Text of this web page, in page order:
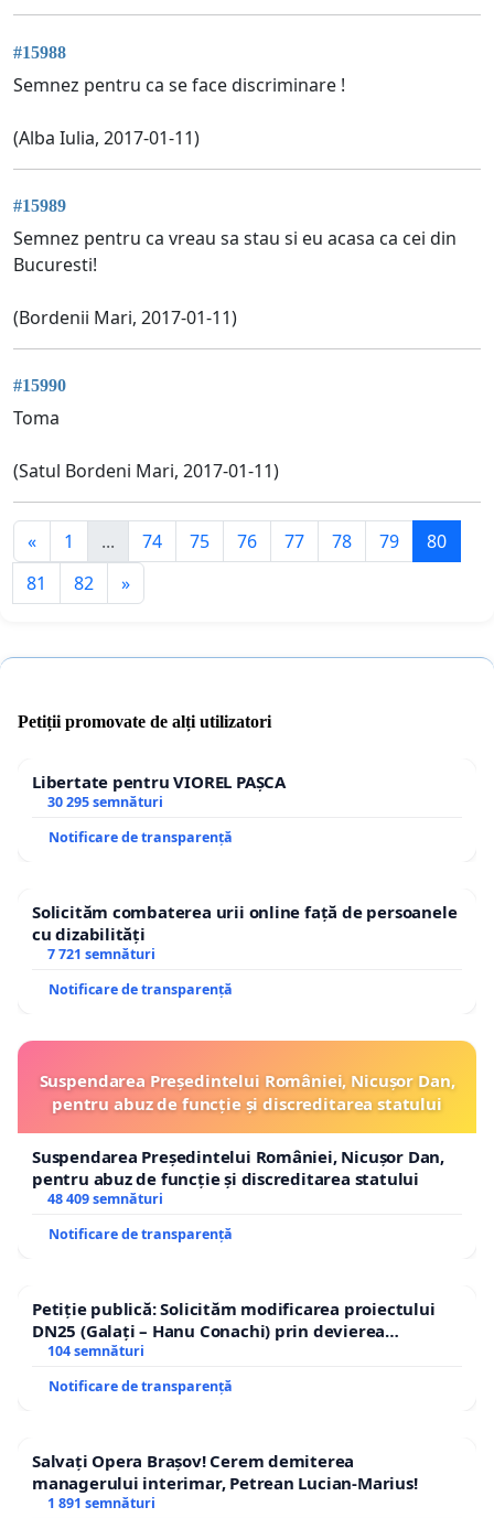
#15988
Semnez pentru ca se face discriminare !
(Alba Iulia, 2017-01-11)
#15989
Semnez pentru ca vreau sa stau si eu acasa ca cei din
Bucuresti!
(Bordenii Mari, 2017-01-11)
#15990
Toma
(Satul Bordeni Mari, 2017-01-11)
« 1 ... 74 75 76 77 78 79
80
81
82 »
Petiții promovate de alți utilizatori
Libertate pentru VIOREL PAȘCA
30 295 semnături
Notificare de transparență
Solicităm combaterea urii online față de persoanele
cu dizabilități
7 721 semnături
Notificare de transparență
Suspendarea Președintelui României, Nicușor Dan,
pentru abuz de funcție și discreditarea statului
Suspendarea Președintelui României, Nicușor Dan,
pentru abuz de funcție și discreditarea statului
48 409 semnături
Notificare de transparență
Petiție publică: Solicităm modificarea proiectului
DN25 (Galați – Hanu Conachi) prin devierea
traseului în afara localităților!
104 semnături
Notificare de transparență
Salvați Opera Brașov! Cerem demiterea
managerului interimar, Petrean Lucian-Marius!
1 891 semnături